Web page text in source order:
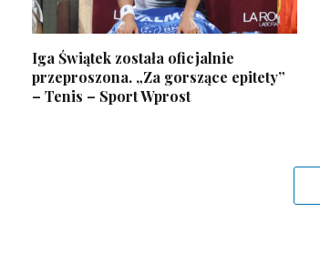
Iga Świątek została oficjalnie
przeproszona. „Za gorszące epitety”
– Tenis – Sport Wprost